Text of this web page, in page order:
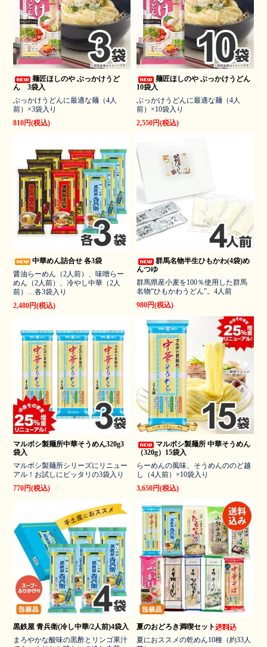
麺匠ほしのや ぶっかけうど
ん 3袋入
ぶっかけうどんに最適な麺（4人
前）×3袋入り
810円(税込)
麺匠ほしのや ぶっかけうどん
10袋入
ぶっかけうどんに最適な麺（4人
前）×10袋入り
2,550円(税込)
中華めん詰合せ 各3袋
醤油らーめん（2人前）、味噌らー
めん（2人前）、冷やし中華（2人
前）…各3袋入り
2,480円(税込)
群馬名物半生ひもかわ(4袋)め
んつゆ
群馬県産小麦を100％使用した群馬
名物“ひもかわうどん”。4人前
980円(税込)
マルボシ製麺所中華そうめん320g3
袋入
マルボシ製麺所シリーズにリニュー
アル！お試しにピッタリの3袋入り
770円(税込)
マルボシ製麺所 中華そうめん
（320g）15袋入
らーめんの風味、そうめんののど越
し（4人前）×10袋入り
3,650円(税込)
黒鉄屋 青兵衛(冷し中華/2人前)4袋入
まろやかな酸味の黒酢とリンゴ果汁
夏のおどろき満喫セット
夏におススメの乾めん10種（約33人